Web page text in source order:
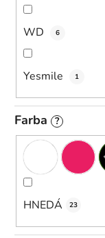
WD 6
Yesmile 1
Farba ?
HNEDÁ 23